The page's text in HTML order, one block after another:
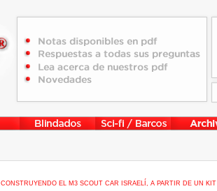
CONSTRUYENDO EL M3 SCOUT CAR ISRAELÍ, A PARTIR DE UN KIT